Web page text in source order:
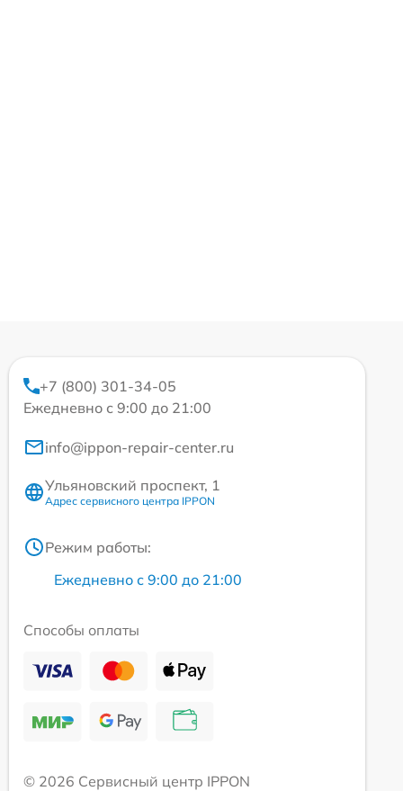
+7 (800) 301-34-05
Ежедневно с 9:00 до 21:00
info@ippon-repair-center.ru
Ульяновский проспект, 1
Адрес сервисного центра IPPON
Режим работы:
Ежедневно с 9:00 до 21:00
Способы оплаты
© 2026 Сервисный центр IPPON